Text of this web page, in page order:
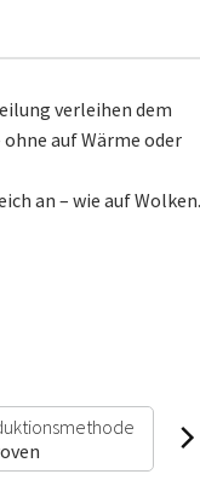
verleihen dem
auf Wärme oder
an – wie auf Wolken.